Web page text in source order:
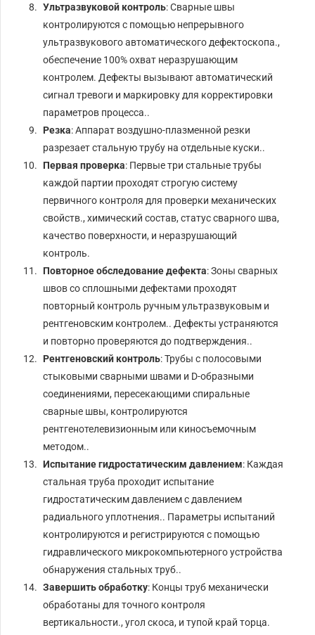
Ультразвуковой контроль: Сварные швы
контролируются с помощью непрерывного
ультразвукового автоматического дефектоскопа.,
обеспечение 100% охват неразрушающим
контролем. Дефекты вызывают автоматический
сигнал тревоги и маркировку для корректировки
параметров процесса..
Резка: Аппарат воздушно-плазменной резки
разрезает стальную трубу на отдельные куски..
Первая проверка: Первые три стальные трубы
каждой партии проходят строгую систему
первичного контроля для проверки механических
свойств., химический состав, статус сварного шва,
качество поверхности, и неразрушающий
контроль.
Повторное обследование дефекта: Зоны сварных
швов со сплошными дефектами проходят
повторный контроль ручным ультразвуковым и
рентгеновским контролем.. Дефекты устраняются
и повторно проверяются до подтверждения..
Рентгеновский контроль: Трубы с полосовыми
стыковыми сварными швами и D-образными
соединениями, пересекающими спиральные
сварные швы, контролируются
рентгенотелевизионным или киносъемочным
методом..
Испытание гидростатическим давлением: Каждая
стальная труба проходит испытание
гидростатическим давлением с давлением
радиального уплотнения.. Параметры испытаний
контролируются и регистрируются с помощью
гидравлического микрокомпьютерного устройства
обнаружения стальных труб..
Завершить обработку: Концы труб механически
обработаны для точного контроля
вертикальности., угол скоса, и тупой край торца.